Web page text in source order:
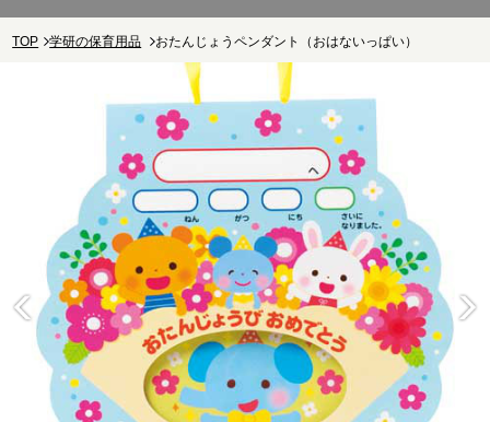
TOP 学研の保育用品 おたんじょうペンダント（おはないっぱい）